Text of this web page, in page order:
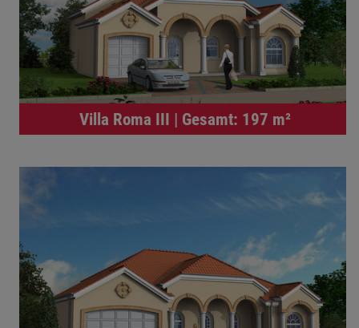
Villa Roma III | Gesamt: 197 m²